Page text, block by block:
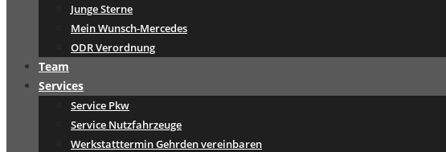
Junge Sterne
Mein Wunsch-Mercedes
ODR Verordnung
Team
Services
Service Pkw
Service Nutzfahrzeuge
Werkstatttermin Gehrden vereinbaren